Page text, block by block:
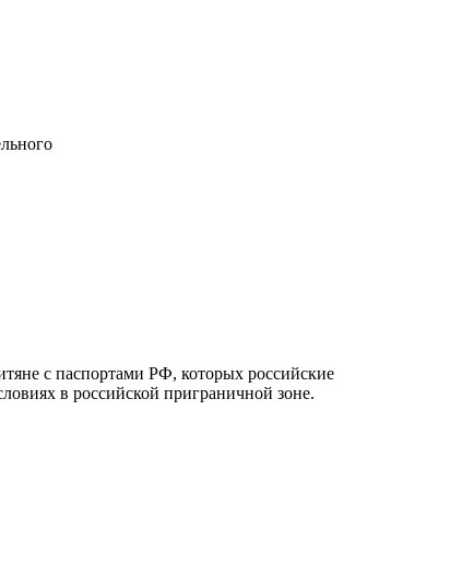
с паспортами РФ, которых российские
в российской приграничной зоне.